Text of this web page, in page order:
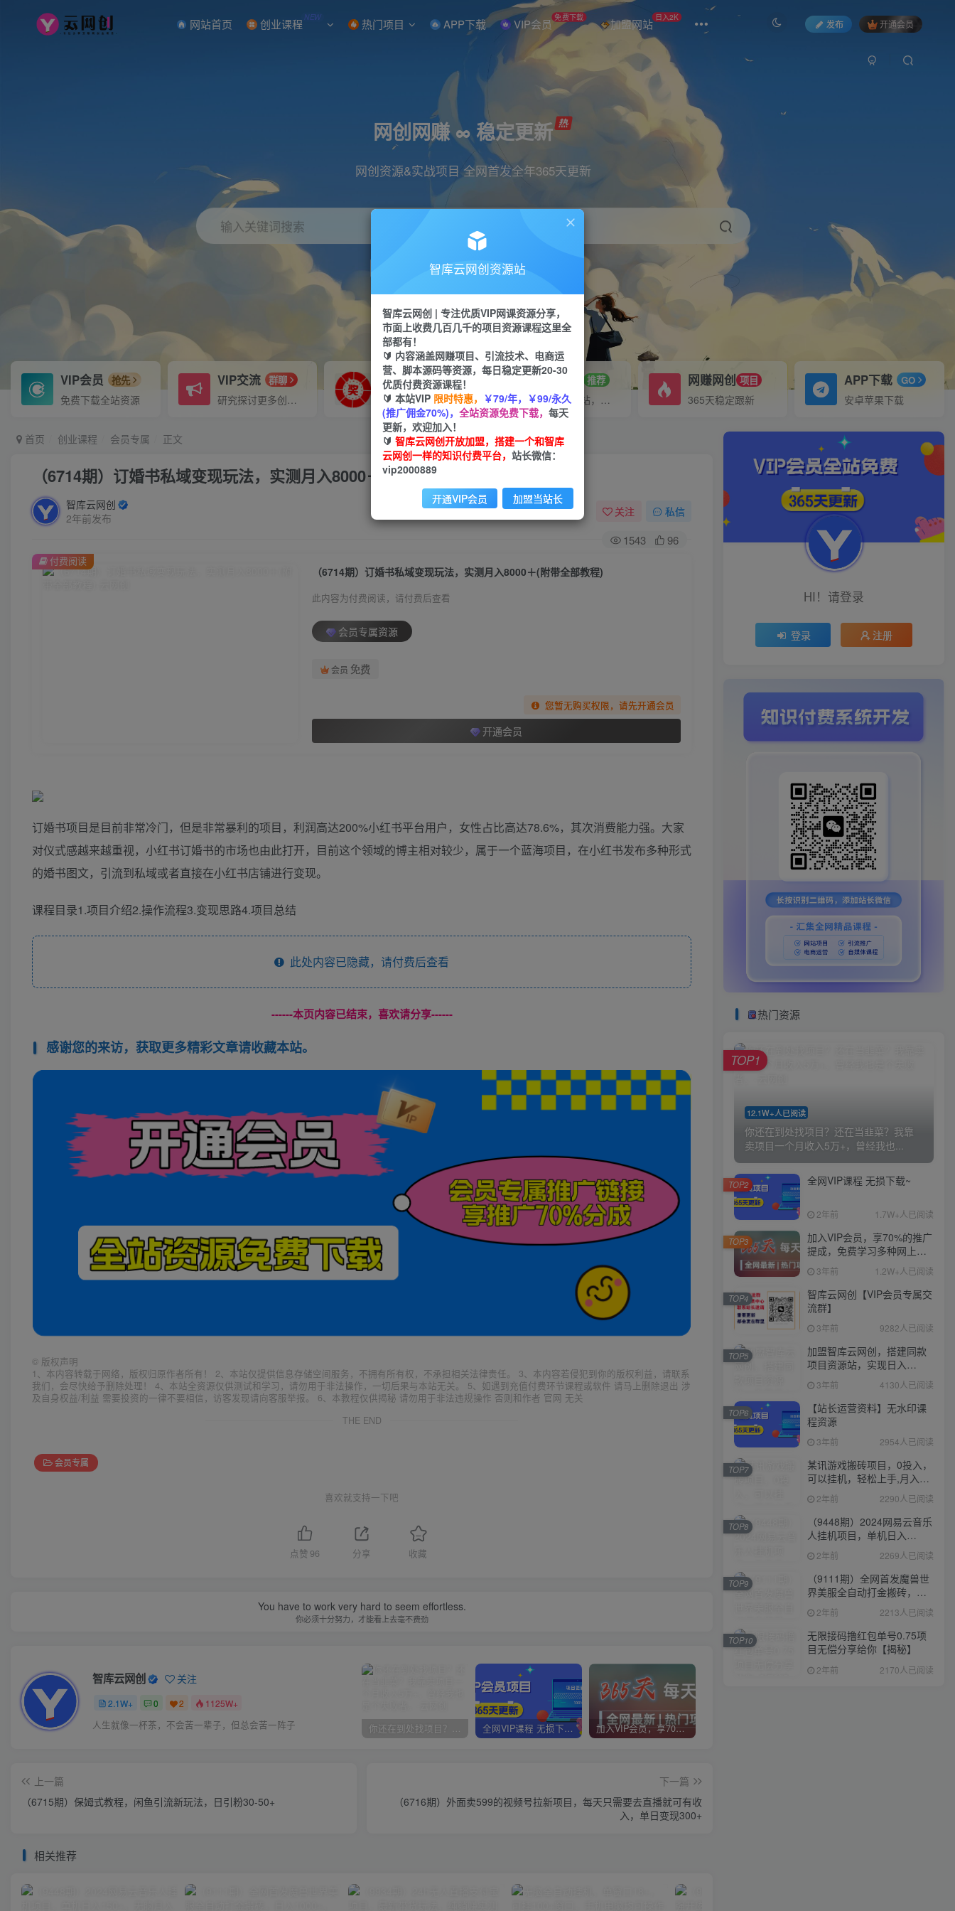
网站首页 创业课程 NEW 热门项目 APP下载 VIP会员 免费下载 加盟网站 日入2K
发布 开通会员
网创网赚 ∞ 稳定更新
网创资源&实战项目 全网首发全年365天更新
输入关键词搜索
直播 小红书 剪辑
VIP会员 抢先
免费下载全站资源
VIP交流 群聊
研究探讨更多创业项目路子。
VIP推广
70%分佣
会员专属推广链接
招募站长 推荐
搭建同款网站，自己当老板
网赚网创 项目
365天稳定跟新
APP下载 GO
安卓苹果下载
首页 创业课程 会员专属 正文
（6714期）订婚书私域变现玩法，实测月入8000＋(附带全部教程)
智库云网创
2年前发布
关注 私信
1543 96
（6714期）订婚书私域变现玩法，实测月入8000＋(附带全部教程)
此内容为付费阅读，请付费后查看
会员专属资源
会员 免费
您暂无购买权限，请先开通会员
开通会员
付费阅读
订婚书项目是目前非常冷门，但是非常暴利的项目，利润高达200%小红书平台用户，女性占比高达78.6%，其次消费能力强。大家
对仪式感越来越重视，小红书订婚书的市场也由此打开，目前这个领域的博主相对较少，属于一个蓝海项目，在小红书发布多种形式
的婚书图文，引流到私域或者直接在小红书店铺进行变现。
课程目录1.项目介绍2.操作流程3.变现思路4.项目总结
此处内容已隐藏，请付费后查看
------本页内容已结束，喜欢请分享------
感谢您的来访，获取更多精彩文章请收藏本站。
© 版权声明
1、本内容转载于网络，版权归原作者所有！ 2、本站仅提供信息存储空间服务，不拥有所有权，不承担相关法律责任。 3、本内容若侵犯到你的版权利益，请联系
我们，会尽快给予删除处理！ 4、本站全资源仅供测试和学习，请勿用于非法操作，一切后果与本站无关。 5、如遇到充值付费环节课程或软件 请马上删除退出 涉
及自身权益/利益 需要投资的一律不要相信，访客发现请向客服举报。 6、本教程仅供揭秘 请勿用于非法违规操作 否则和作者 官网 无关
THE END
会员专属
喜欢就支持一下吧
点赞 96 分享 收藏
You have to work very hard to seem effortless.
你必须十分努力，才能看上去毫不费劲
智库云网创 关注
2.1W+ 0 2 1125W+
人生就像一杯茶，不会苦一辈子，但总会苦一阵子 你还在到处找项目？还在当韭菜？我靠卖项目一个月收入5万+，曾经我也是个失败者。 全网VIP课程 无损下载~ 加入VIP会员，享70%的推广提成，免费学习多种网上创业课程，菜鸟秒变大神！
上一篇
（6715期）保姆式教程，闲鱼引流新玩法，日引粉30-50+
下一篇
（6716期）外面卖599的视频号拉新项目，每天只需要去直播就可有收
入，单日变现300+
相关推荐
HI！请登录
登录 注册
热门资源
12.1W+人已阅读
你还在到处找项目？还在当韭菜？我靠
卖项目一个月收入5万+，曾经我也...
TOP1
全网VIP课程 无损下载~
2年前 1.7W+人已阅读
TOP2
加入VIP会员，享70%的推广
提成，免费学习多种网上创
业课程，菜鸟秒变大神！
3年前 1.2W+人已阅读
TOP3
智库云网创【VIP会员专属交
流群】
3年前 9282人已阅读
TOP4
加盟智库云网创，搭建同款
项目资源站，实现日入
2000+
3年前 4130人已阅读
TOP5
【站长运营资料】无水印课
程资源
3年前 2954人已阅读
TOP6
某讯游戏搬砖项目，0投入，
可以挂机，轻松上手,月入
3000+上不封顶
2年前 2290人已阅读
TOP7
（9448期）2024网易云音乐
人挂机项目，单机日入
150+，无脑月入5000+
2年前 2269人已阅读
TOP8
（9111期）全网首发魔兽世
界美服全自动打金搬砖，日
入1000+，简单好操作，保
姆级教学
2年前 2213人已阅读
TOP9
无限接码撸红包单号0.75项
目无偿分享给你【揭秘】
2年前 2170人已阅读
TOP10
智库云网创资源站
智库云网创 | 专注优质VIP网课资源分享，
市面上收费几百几千的项目资源课程这里全
部都有！
🔰 内容涵盖网赚项目、引流技术、电商运
营、脚本源码等资源，每日稳定更新20-30
优质付费资源课程！
🔰 本站VIP 限时特惠， ￥79/年，￥99/永久
(推广佣金70%)， 全站资源免费下载， 每天
更新，欢迎加入！
🔰 智库云网创开放加盟，搭建一个和智库
云网创一样的知识付费平台， 站长微信：
vip2000889
开通VIP会员 加盟当站长